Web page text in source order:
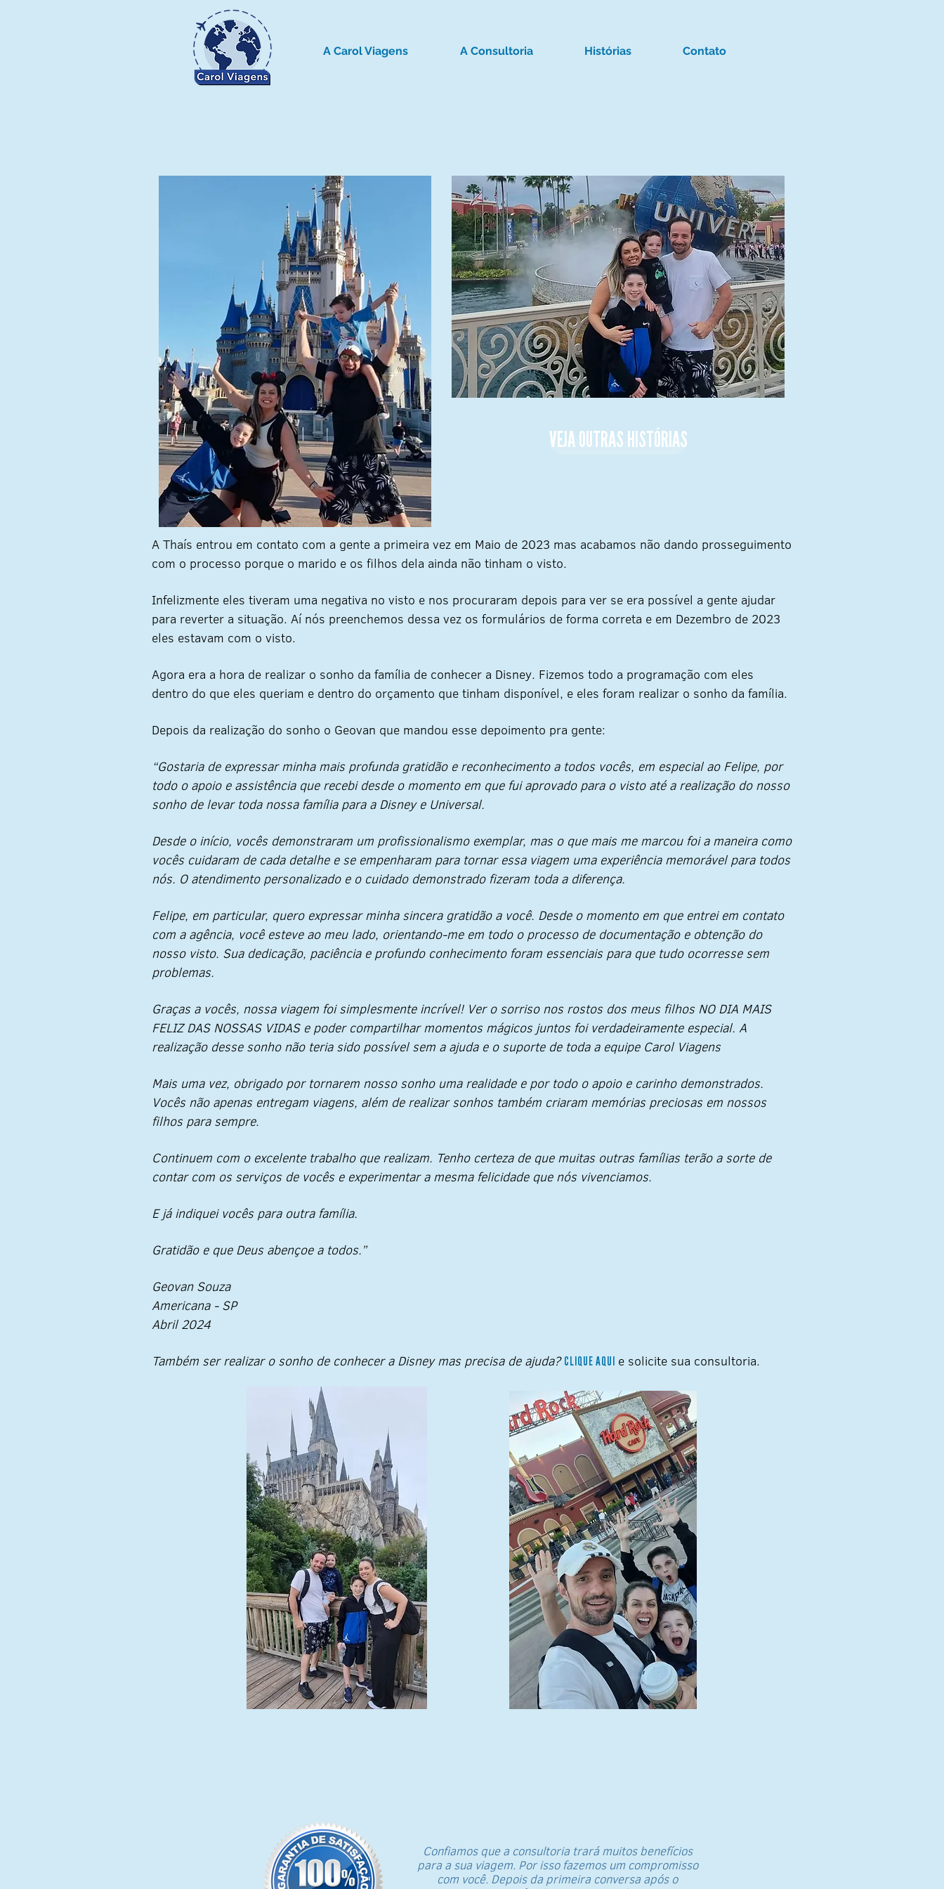
A Carol Viagens A Consultoria Histórias Contato
VEJA OUTRAS HISTÓRIAS
A Thaís entrou em contato com a gente a primeira vez em Maio de 2023 mas acabamos não dando prosseguimento
com o processo porque o marido e os filhos dela ainda não tinham o visto.
Infelizmente eles tiveram uma negativa no visto e nos procuraram depois para ver se era possível a gente ajudar
para reverter a situação. Aí nós preenchemos dessa vez os formulários de forma correta e em Dezembro de 2023
eles estavam com o visto.
Agora era a hora de realizar o sonho da família de conhecer a Disney. Fizemos todo a programação com eles
dentro do que eles queriam e dentro do orçamento que tinham disponível, e eles foram realizar o sonho da família.
Depois da realização do sonho o Geovan que mandou esse depoimento pra gente:
“Gostaria de expressar minha mais profunda gratidão e reconhecimento a todos vocês, em especial ao Felipe, por
todo o apoio e assistência que recebi desde o momento em que fui aprovado para o visto até a realização do nosso
sonho de levar toda nossa família para a Disney e Universal.
Desde o início, vocês demonstraram um profissionalismo exemplar, mas o que mais me marcou foi a maneira como
vocês cuidaram de cada detalhe e se empenharam para tornar essa viagem uma experiência memorável para todos
nós. O atendimento personalizado e o cuidado demonstrado fizeram toda a diferença.
Felipe, em particular, quero expressar minha sincera gratidão a você. Desde o momento em que entrei em contato
com a agência, você esteve ao meu lado, orientando-me em todo o processo de documentação e obtenção do
nosso visto. Sua dedicação, paciência e profundo conhecimento foram essenciais para que tudo ocorresse sem
problemas.
Graças a vocês, nossa viagem foi simplesmente incrível! Ver o sorriso nos rostos dos meus filhos NO DIA MAIS
FELIZ DAS NOSSAS VIDAS e poder compartilhar momentos mágicos juntos foi verdadeiramente especial. A
realização desse sonho não teria sido possível sem a ajuda e o suporte de toda a equipe Carol Viagens
Mais uma vez, obrigado por tornarem nosso sonho uma realidade e por todo o apoio e carinho demonstrados.
Vocês não apenas entregam viagens, além de realizar sonhos também criaram memórias preciosas em nossos
filhos para sempre.
Continuem com o excelente trabalho que realizam. Tenho certeza de que muitas outras famílias terão a sorte de
contar com os serviços de vocês e experimentar a mesma felicidade que nós vivenciamos.
E já indiquei vocês para outra família.
Gratidão e que Deus abençoe a todos.”
Geovan Souza
Americana - SP
Abril 2024
Também ser realizar o sonho de conhecer a Disney mas precisa de ajuda?CLIQUE AQUI e solicite sua consultoria.
Confiamos que a consultoria trará muitos benefícios
para a sua viagem. Por isso fazemos um compromisso
com você. Depois da primeira conversa após o